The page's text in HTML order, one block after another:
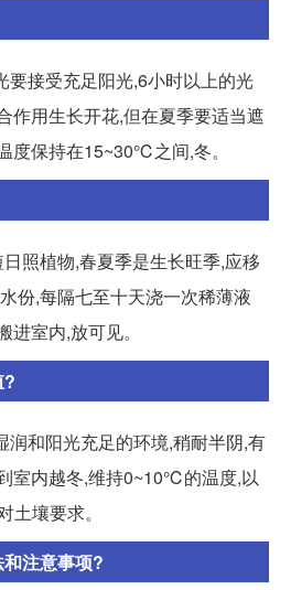
要接受充足阳光,6小时以上的光
作用生长开花,但在夏季要适当遮
度保持在15~30℃之间,冬。
照植物,春夏季是生长旺季,应移
份,每隔七至十天浇一次稀薄液
室内,放可见。
?
润和阳光充足的环境,稍耐半阴,有
室内越冬,维持0~10℃的温度,以
土壤要求。
注意事项?